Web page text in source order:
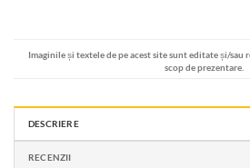
Imaginile și textele de pe acest site sunt editate și/
scop de prezentare.
DESCRIERE
RECENZII